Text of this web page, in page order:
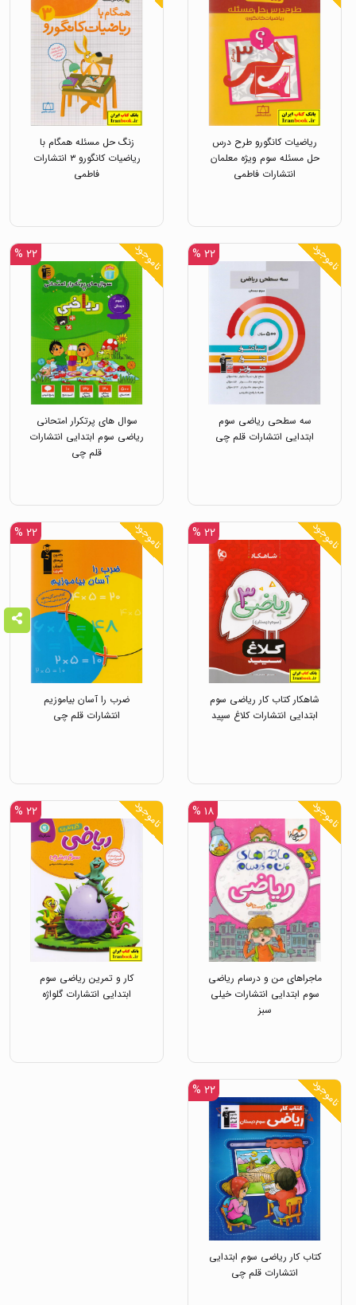
ریاضیات کانگورو طرح درس
حل مسئله سوم ویژه معلمان
انتشارات فاطمی
زنگ حل مسئله همگام با
ریاضیات کانگورو ۳ انتشارات
فاطمی
ناموجود ۲۲ %
سه سطحی ریاضی سوم
ابتدایی انتشارات قلم چی
ناموجود ۲۲ %
سوال های پرتکرار امتحانی
ریاضی سوم ابتدایی انتشارات
قلم چی
ناموجود ۲۲ %
شاهکار کتاب کار ریاضی سوم
ابتدایی انتشارات کلاغ سپید
ناموجود ۲۲ %
ضرب را آسان بیاموزیم
انتشارات قلم چی
ناموجود ۱۸ %
ماجراهای من و درسام ریاضی
سوم ابتدایی انتشارات خیلی
سبز
ناموجود ۲۲ %
کار و تمرین ریاضی سوم
ابتدایی انتشارات گلواژه
ناموجود ۲۲ %
کتاب کار ریاضی سوم ابتدایی
انتشارات قلم چی